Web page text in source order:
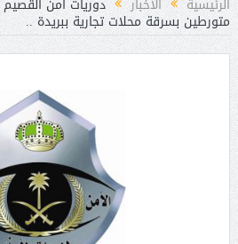
متورطين بسرقة محلات تجارية ببريدة ..